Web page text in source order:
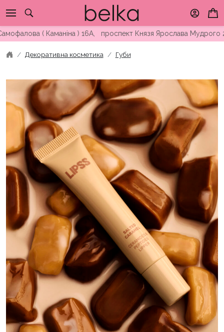
to
content( Каманіна ) 16А, проспект Князя Ярослава Мудрого 25,
Декоративна косметика Губи